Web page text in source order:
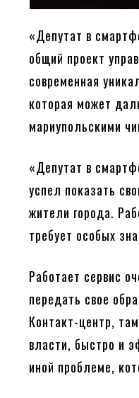
«Депутат в
общий проект
современная
которая может
мариупольскими
«Депутат в
успел показать
жители города.
требует особых
Работает сервис
передать свое
Контакт-центр,
власти, быстро и
иной проблеме,